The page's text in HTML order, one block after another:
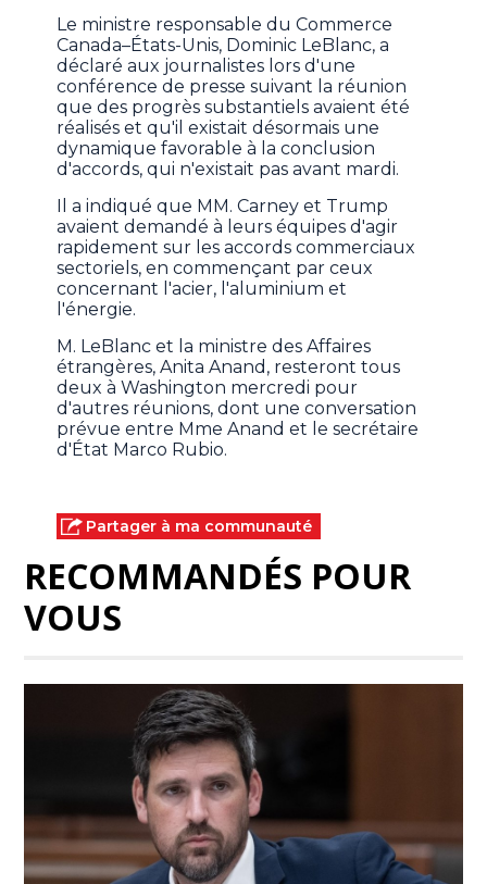
Le ministre responsable du Commerce
Canada–États-Unis, Dominic LeBlanc, a
déclaré aux journalistes lors d'une
conférence de presse suivant la réunion
que des progrès substantiels avaient été
réalisés et qu'il existait désormais une
dynamique favorable à la conclusion
d'accords, qui n'existait pas avant mardi.
Il a indiqué que MM. Carney et Trump
avaient demandé à leurs équipes d'agir
rapidement sur les accords commerciaux
sectoriels, en commençant par ceux
concernant l'acier, l'aluminium et
l'énergie.
M. LeBlanc et la ministre des Affaires
étrangères, Anita Anand, resteront tous
deux à Washington mercredi pour
d'autres réunions, dont une conversation
prévue entre Mme Anand et le secrétaire
d'État Marco Rubio.
Partager à ma communauté
RECOMMANDÉS POUR
VOUS